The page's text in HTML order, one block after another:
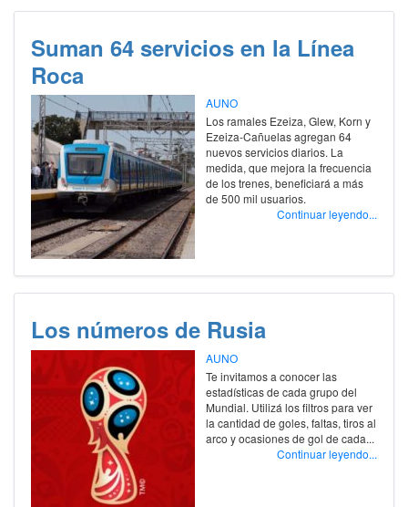
Suman 64 servicios en la Línea
Roca
AUNO
Los ramales Ezeiza, Glew, Korn y
Ezeiza-Cañuelas agregan 64
nuevos servicios diarios. La
medida, que mejora la frecuencia
de los trenes, beneficiará a más
de 500 mil usuarios.
Continuar leyendo...
Los números de Rusia
AUNO
Te invitamos a conocer las
estadísticas de cada grupo del
Mundial. Utilizá los filtros para ver
la cantidad de goles, faltas, tiros al
arco y ocasiones de gol de cada...
Continuar leyendo...